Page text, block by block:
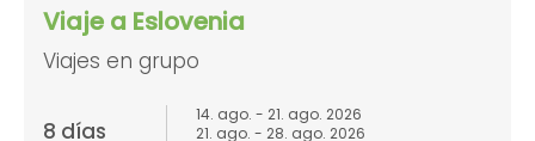
Viaje a Eslovenia
Viajes en grupo
8 días
14. ago. - 21. ago. 2026
21. ago. - 28. ago. 2026